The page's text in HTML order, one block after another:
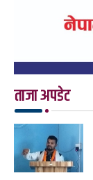
ताजा अपडेट